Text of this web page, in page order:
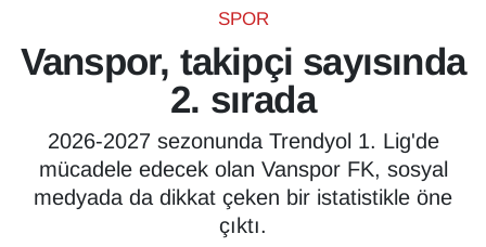
SPOR
Vanspor, takipçi sayısında
2. sırada
2026-2027 sezonunda Trendyol 1. Lig'de
mücadele edecek olan Vanspor FK, sosyal
medyada da dikkat çeken bir istatistikle öne
çıktı.
BİLİM VE TEKNOLOJİ
Biyografi
ÇEVRE
Van Namaz Vakitleri
Van Trafik Yoğunluk Haritası
Tüm Manşetler
Son Dakika Haberleri